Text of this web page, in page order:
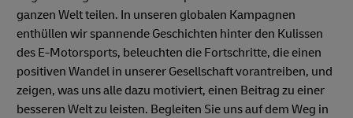
ganzen Welt teilen. In unseren globalen Kampagnen
enthüllen wir spannende Geschichten hinter den Kulissen
des E-Motorsports, beleuchten die Fortschritte, die einen
positiven Wandel in unserer Gesellschaft vorantreiben, und
zeigen, was uns alle dazu motiviert, einen Beitrag zu einer
besseren Welt zu leisten. Begleiten Sie uns auf dem Weg in